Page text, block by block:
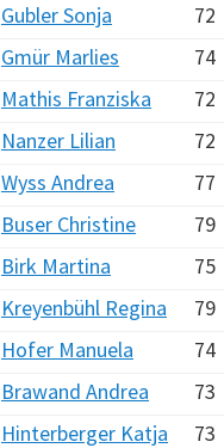
Gubler Sonja 72
Gmür Marlies 74
Mathis Franziska 72
Nanzer Lilian 72
Wyss Andrea 77
Buser Christine 79
Birk Martina 75
Kreyenbühl Regina 79
Hofer Manuela 74
Brawand Andrea 73
Hinterberger Katja 73